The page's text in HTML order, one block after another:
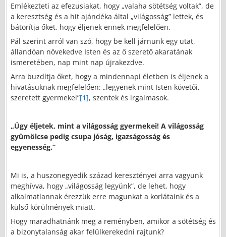
Emlékezteti az efezusiakat, hogy „valaha sötétség voltak”, de
a keresztség és a hit ajándéka által „világosság” lettek, és
bátorítja őket, hogy éljenek ennek megfelelően.
Pál szerint arról van szó, hogy be kell járnunk egy utat,
állandóan növekedve Isten és az ő szerető akaratának
ismeretében, nap mint nap újrakezdve.
Arra buzdítja őket, hogy a mindennapi életben is éljenek a
hivatásuknak megfelelően: „legyenek mint Isten követői,
szeretett gyermekei”[1], szentek és irgalmasok.
„Úgy éljetek, mint a világosság gyermekei! A világosság
gyümölcse pedig csupa jóság, igazságosság és
egyenesség.”
Mi is, a huszonegyedik század keresztényei arra vagyunk
meghívva, hogy „világosság legyünk”, de lehet, hogy
alkalmatlannak érezzük erre magunkat a korlátaink és a
külső körülmények miatt.
Hogy maradhatnánk meg a reményben, amikor a sötétség és
a bizonytalanság akar felülkerekedni rajtunk?